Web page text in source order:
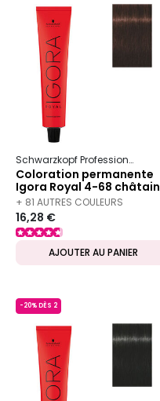
Schwarzkopf Professional
Coloration permanente
Igora Royal 4-68 châtain
chocolat rouge
+ 81 AUTRES COULEURS
DISPONIBLES
16,28 €
AJOUTER AU PANIER
-20% DÈS 2